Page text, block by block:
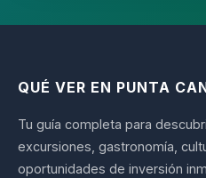
QUÉ VER EN PUNTA
Tu guía completa para
excursiones, gastronomía,
oportunidades de inversión